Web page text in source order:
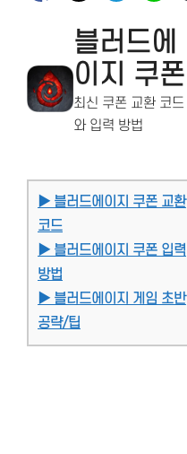
블러드에
이지 쿠폰
최신 쿠폰 교환 코드
와 입력 방법
▶ 블러드에이지 쿠폰 교환
코드
▶ 블러드에이지 쿠폰 입력
방법
▶ 블러드에이지 게임 초반
공략/팁